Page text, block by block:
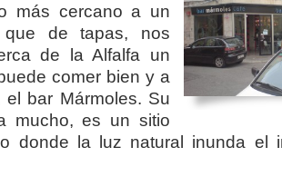
más cercano a un
de tapas, nos
de la Alfalfa un
comer bien y a
bar Mármoles. Su
mucho, es un sitio
donde la luz natural inunda el